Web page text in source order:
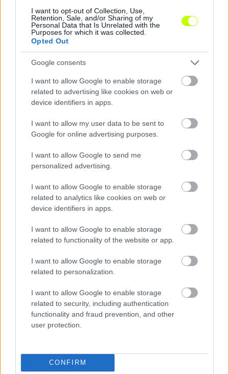
I want to opt-out of Collection, Use,
Retention, Sale, and/or Sharing of my
Personal Data that Is Unrelated with the
Purposes for which it was collected.
Opted Out
Google consents
I want to allow Google to enable storage
related to advertising like cookies on web or
device identifiers in apps.
I want to allow my user data to be sent to
Google for online advertising purposes.
I want to allow Google to send me
personalized advertising.
I want to allow Google to enable storage
related to analytics like cookies on web or
device identifiers in apps.
I want to allow Google to enable storage
related to functionality of the website or app.
I want to allow Google to enable storage
related to personalization.
I want to allow Google to enable storage
related to security, including authentication
functionality and fraud prevention, and other
user protection.
CONFIRM
tét. Ennek megfelelően sok volt […]
Megosztás:
KAPCSOLÓDÓ HÍREK
Corbu gólja döntött: előnybe került a Ferencváros a
Górnik ellen az El-ben
A zöld-fehérek türelmes játékkal törték fel a lengyel ezüstérmes
védelmét.